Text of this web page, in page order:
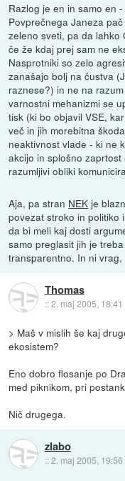
Razlog je en in samo en
Povprečnega Janeza
zeleno sveti, pa da lahko
če že kdaj prej sam ne
Nasprotniki so zelo
zanašajo bolj na čustva
raznese?) in ne na
varnostni mehanizmi se
tisk (ki bo objavil VSE,
več in jih morebitna
neaktivnost vlade - ki ne
akcijo in splošno
razumljivi obliki
Aja, pa stran NEK je
povezat stroko in politiko
da bi meli kaj dosti
samo preglasit jih je
transparentno. In ni
Thomas
::2. maj 2005, 18:41
> Maš v mislih še kaj
ekosistem?
Eno dobro flosanje po
med piknikom, pri
Nič drugega.
zlabo
::2. maj 2005, 19:56